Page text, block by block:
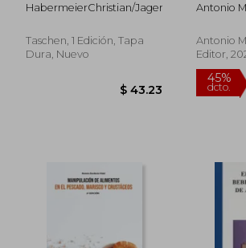
HabermeierChristian/JagerSebastian
Taschen, 1 Edición, Tapa
Dura, Nuevo
Antonio
Antonio
Editor,
Blanda,